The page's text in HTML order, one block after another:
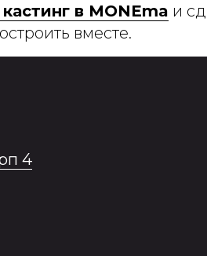
в MONEma и
вместе.
4